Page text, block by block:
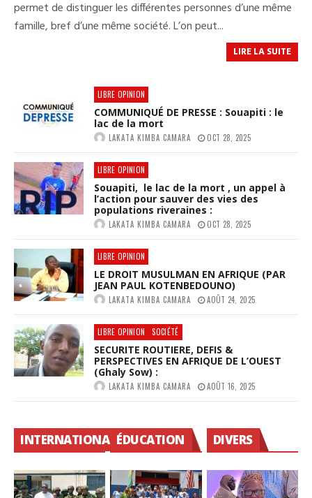
PRÉNOM
À
SON
ACTE
NI
LAKATA
KIMBA
permet de distinguer les différentes personnes d’une même
famille, bref d’une même société. L’on peut...
LIRE LA SUITE
LIBRE OPINION
COMMUNIQUÉ DE PRESSE : Souapiti : le
lac de la mort
LAKATA KIMBA CAMARA OCT 28, 2025
LIBRE OPINION
Souapiti, le lac de la mort , un appel à
l’action pour sauver des vies des
populations riveraines :
LAKATA KIMBA CAMARA OCT 28, 2025
LIBRE OPINION
LE DROIT MUSULMAN EN AFRIQUE (PAR
JEAN PAUL KOTENBEDOUNO)
LAKATA KIMBA CAMARA AOÛT 24, 2025
LIBRE OPINION SOCIÉTÉ
SECURITE ROUTIERE, DEFIS &
PERSPECTIVES EN AFRIQUE DE L’OUEST
(Ghaly Sow) :
LAKATA KIMBA CAMARA AOÛT 16, 2025
INTERNATIONAL ÉDUCATION DIVERS